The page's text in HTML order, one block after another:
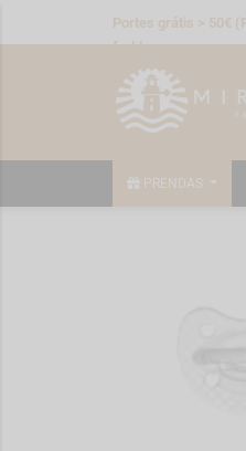
Portes grátis > 50€
fraldas
PRENDAS